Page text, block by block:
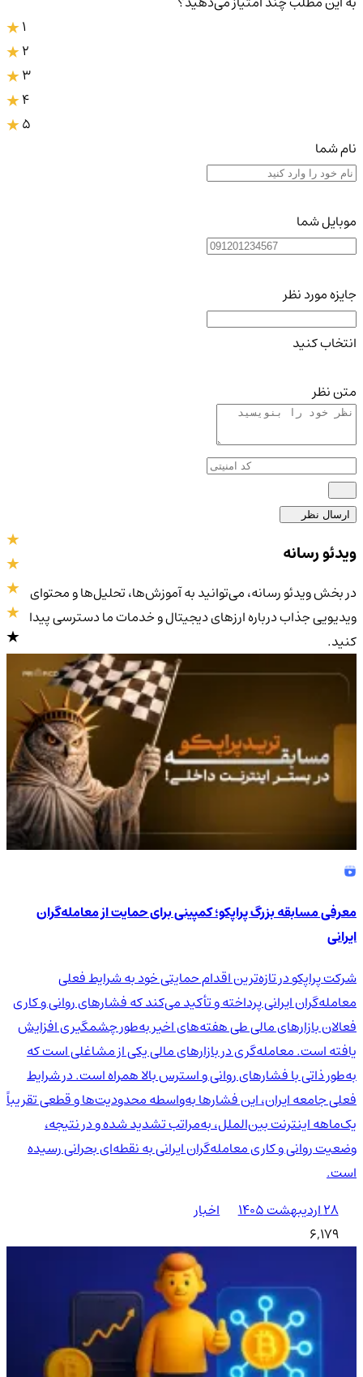
3
4
5
نام شما
موبایل شما
جایزه مورد نظر
انتخاب کنید
متن نظر
ارسال نظر
4.9/5
ویدئو رسانه
در بخش ویدئو رسانه، می‌توانید به آموزش‌ها، تحلیل‌ها و محتوای
ویدیویی جذاب درباره ارزهای دیجیتال و خدمات ما دسترسی پیدا
کنید.
معرفی مسابقه بزرگ پراپکو؛ کمپینی برای حمایت از معامله‌گران
ایرانی
شرکت پراپکو در تازه‌ترین اقدام حمایتی خود به شرایط فعلی
معامله‌گران ایرانی پرداخته و تأکید می‌کند که فشارهای روانی و کاری
فعالان بازارهای مالی طی هفته‌های اخیر به‌طور چشمگیری افزایش
یافته است. معامله‌گری در بازارهای مالی یکی از مشاغلی است که
به‌طور ذاتی با فشارهای روانی و استرس بالا همراه است. در شرایط
فعلی جامعه ایران، این فشارها به‌واسطه محدودیت‌ها و قطعی تقریباً
یک‌ماهه اینترنت بین‌الملل، به‌مراتب تشدید شده و در نتیجه،
وضعیت روانی و کاری معامله‌گران ایرانی به نقطه‌ای بحرانی رسیده
است.
۲۸ اردیبهشت ۱۴۰۵
اخبار
6,179